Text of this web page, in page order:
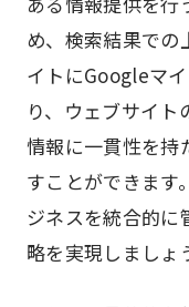
め、検索結果での
イトにGoogleマ
り、ウェブサイ
情報に一貫性を持
すことができます
ジネスを統合的に
略を実現しましょ